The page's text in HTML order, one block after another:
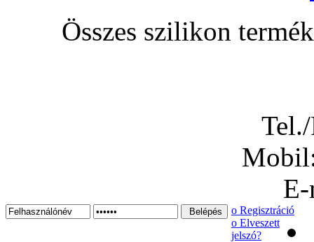
Összes szilikon
ο Regisztráció
ο Elveszett
jelszó?